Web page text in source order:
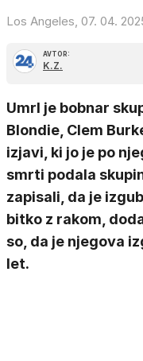
Los Angeles, 07. 04.
AVTOR:
K.Z.
Umrl je bobnar
Blondie, Clem
izjavi, ki jo je po
smrti podala
zapisali, da je
bitko z rakom,
so, da je njegova
let.